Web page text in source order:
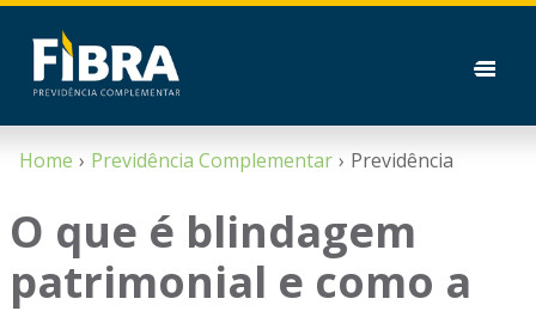
Home Previdência Complementar Previdência
O que é blindagem
patrimonial e como a